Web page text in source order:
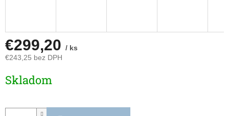
€299,20 / ks
€243,25 bez DPH
cena:
Skladom